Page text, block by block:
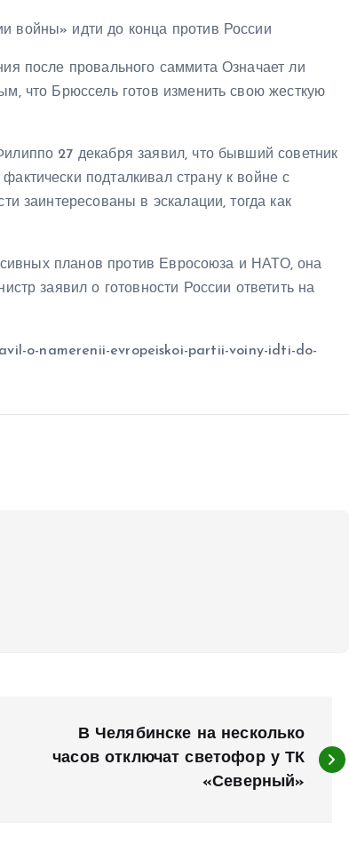
после провального саммита Означает ли
что Брюссель готов изменить свою жесткую
27 декабря заявил, что бывший советник
подталкивал страну к войне с
заинтересованы в эскалации, тогда как
планов против Евросоюза и НАТО, она
заявил о готовности России ответить на
o-namerenii-evropeiskoi-partii-voiny-idti-do-
В Челябинске на несколько
часов отключат светофор у ТК
«Северный»